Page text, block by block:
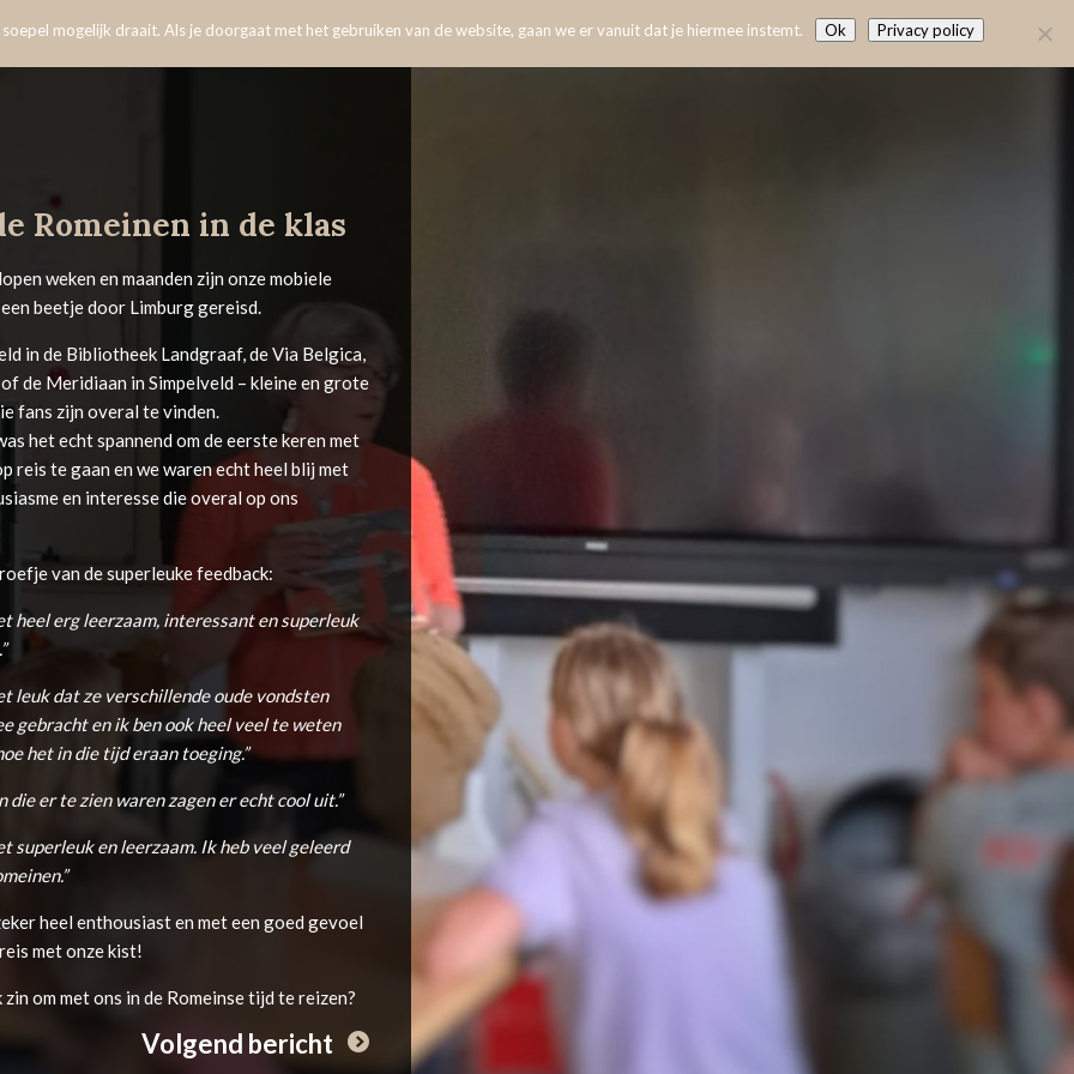
Romeinen in de klas
weken en maanden zijn onze mobiele
beetje door Limburg gereisd.
in de Bibliotheek Landgraaf, de Via Belgica,
de Meridiaan in Simpelveld – kleine en grote
fans zijn overal te vinden.
het echt spannend om de eerste keren met
reis te gaan en we waren echt heel blij met
en interesse die overal op ons
van de superleuke feedback:
heel erg leerzaam, interessant en superleuk
leuk dat ze verschillende oude vondsten
gebracht en ik ben ook heel veel te weten
het in die tijd eraan toeging.”
die er te zien waren zagen er echt cool uit.”
superleuk en leerzaam. Ik heb veel geleerd
heel enthousiast en met een goed gevoel
met onze kist!
zin om met ons in de Romeinse tijd te reizen?
Volgend bericht
mogelijk draait. Als je doorgaat met het gebruiken van de website, gaan we er vanuit dat je hiermee instemt. Ok Privacy policy